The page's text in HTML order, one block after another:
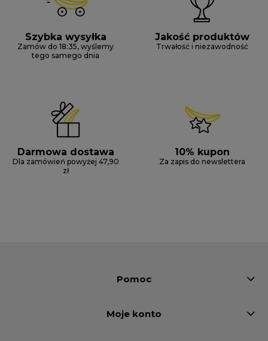
Szybka wysyłka
Zamów do 18:35, wyślemy
tego samego dnia
Jakość produktów
Trwałość i niezawodność
Darmowa dostawa
Dla zamówień powyżej 47,90
zł
10% kupon
Za zapis do newslettera
Pomoc
Moje konto